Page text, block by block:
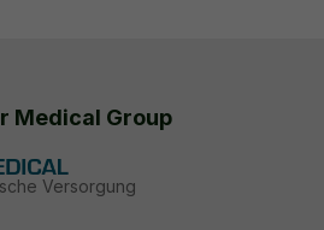
Medical Group
Versorgung